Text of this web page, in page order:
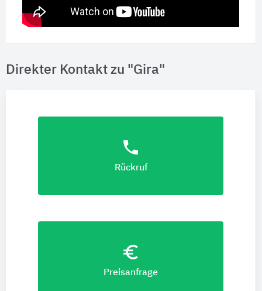
Direkter Kontakt zu "Gira"
phone
Rückruf
euro_symbol
Preisanfrage